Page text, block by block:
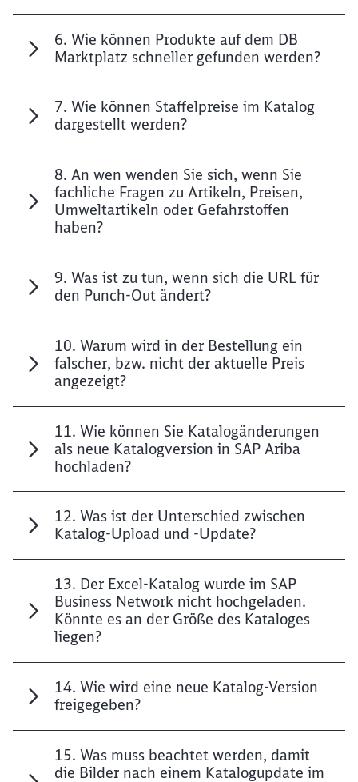
6. Wie können Produkte auf dem DB
Marktplatz schneller gefunden werden?
7. Wie können Staffelpreise im Katalog
dargestellt werden?
8. An wen wenden Sie sich, wenn Sie
fachliche Fragen zu Artikeln, Preisen,
Umweltartikeln oder Gefahrstoffen
haben?
9. Was ist zu tun, wenn sich die URL für
den Punch-Out ändert?
10. Warum wird in der Bestellung ein
falscher, bzw. nicht der aktuelle Preis
angezeigt?
11. Wie können Sie Katalogänderungen
als neue Katalogversion in SAP Ariba
hochladen?
12. Was ist der Unterschied zwischen
Katalog-Upload und -Update?
13. Der Excel-Katalog wurde im SAP
Business Network nicht hochgeladen.
Könnte es an der Größe des Kataloges
liegen?
14. Wie wird eine neue Katalog-Version
freigegeben?
15. Was muss beachtet werden, damit
die Bilder nach einem Katalogupdate im